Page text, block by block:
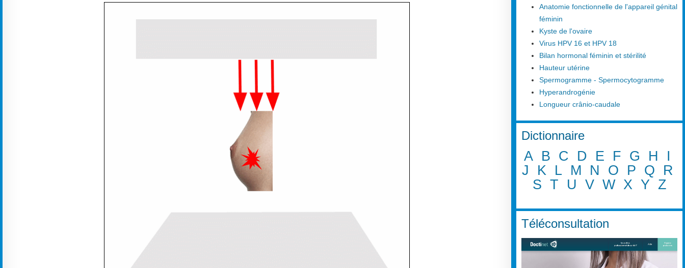
Anatomie fonctionnelle de l'appareil génital
féminin
Kyste de l'ovaire
Virus HPV 16 et HPV 18
Bilan hormonal féminin et stérilité
Hauteur utérine
Spermogramme - Spermocytogramme
Hyperandrogénie
Longueur crânio-caudale
Dictionnaire
A B C D E F G H
I
J
K L M N O P Q
R
S T U V W X Y Z
Téléconsultation